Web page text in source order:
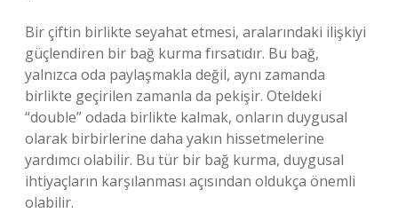
Bir çiftin birlikte seyahat etmesi, aralarındaki ilişkiyi
güçlendiren bir bağ kurma fırsatıdır. Bu bağ,
yalnızca oda paylaşmakla değil, aynı zamanda
birlikte geçirilen zamanla da pekişir. Oteldeki
“double” odada birlikte kalmak, onların duygusal
olarak birbirlerine daha yakın hissetmelerine
yardımcı olabilir. Bu tür bir bağ kurma, duygusal
ihtiyaçların karşılanması açısından oldukça önemli
olabilir.